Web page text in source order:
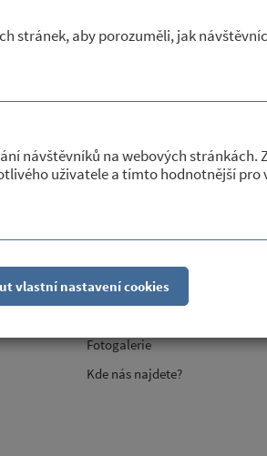
stránek, aby porozuměli, jak
návštěvníků na webových stránkách.
uživatele a tímto hodnotnější pro
vlastní nastavení cookies
Zastupitelstvo
Fotogalerie
Kde nás najdete?